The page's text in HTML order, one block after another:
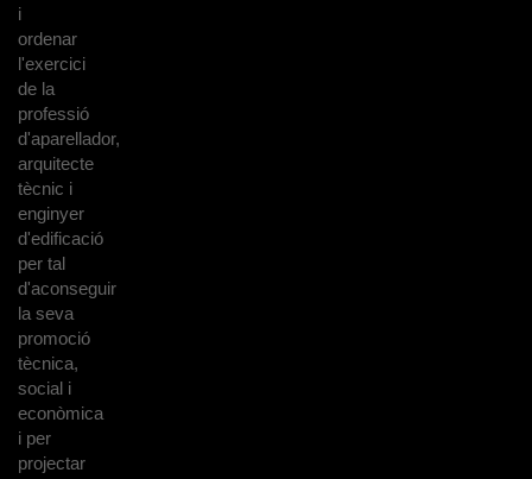
i
ordenar
l'exercici
de la
professió
d'aparellador,
arquitecte
tècnic i
enginyer
d'edificació
per tal
d'aconseguir
la seva
promoció
tècnica,
social i
econòmica
i per
projectar